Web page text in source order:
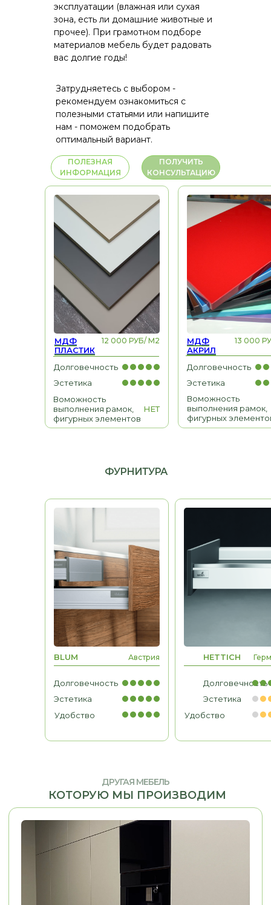
ПОЛЕЗНАЯ
ИНФОРМАЦИЯ
ПОЛУЧИТЬ
КОНСУЛЬТАЦИЮ
эксплуатации (влажная или сухая
зона, есть ли домашние животные и
прочее). При грамотном подборе
материалов мебель будет радовать
вас долгие годы!
Затрудняетесь с выбором -
рекомендуем ознакомиться с
полезными статьями или напишите
нам - поможем подобрать
оптимальный вариант.
НЕТ
Воможность
выполнения рамок,
фигурных элементов
Эстетика
Долговечность
12 000 РУБ/ М2
МДФ
ПЛАСТИК
Воможность
выполнения рамок,
фигурных
Эстетика
Долговечность
13 000
МДФ
АКРИЛ
ФУРНИТУРА
Долговечность
Эстетика
Удобство
HETTICH
Долговечность
Эстетика
Удобство
BLUM Австрия
ДРУГАЯ МЕБЕЛЬ
КОТОРУЮ МЫ ПРОИЗВОДИМ
МЕБЕЛЬ ДЛЯ ДОМА
детские, санузлы
МЕБЕЛЬ ДЛЯ БИЗНЕСА
Рабочие места, мебель для
кабинетов, зоны ресепшн